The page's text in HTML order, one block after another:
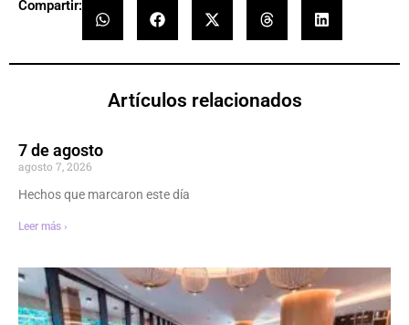
Compartir:
Artículos relacionados
7 de agosto
agosto 7, 2026
Hechos que marcaron este día
Leer más ›